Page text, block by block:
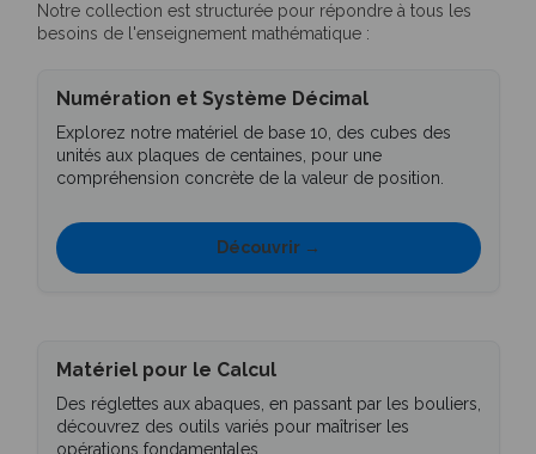
Notre collection est structurée pour répondre à tous les
besoins de l'enseignement mathématique :
Numération et Système Décimal
Explorez notre matériel de base 10, des cubes des
unités aux plaques de centaines, pour une
compréhension concrète de la valeur de position.
Découvrir →
Matériel pour le Calcul
Des réglettes aux abaques, en passant par les bouliers,
découvrez des outils variés pour maîtriser les
opérations fondamentales.